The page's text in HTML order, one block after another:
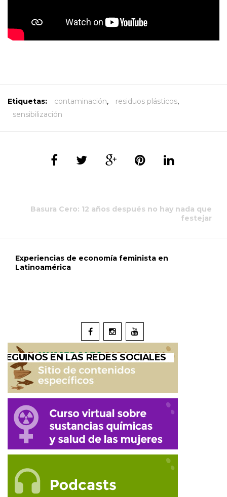
Etiquetas: contaminación, residuos plásticos,
sensibilización
Basura Cero: 12 años después no hay nada que
festejar
Experiencias de economía feminista en
Latinoamérica
SEGUINOS EN LAS REDES SOCIALES